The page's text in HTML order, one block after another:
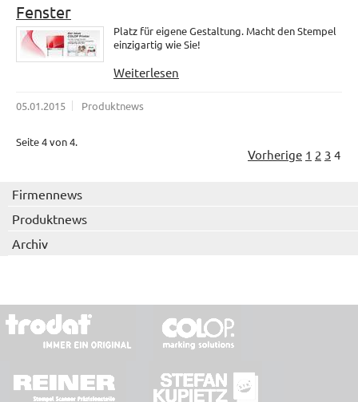
Fenster
Platz für eigene Gestaltung. Macht den Stempel
einzigartig wie Sie!
Weiterlesen
05.01.2015 Produktnews
Seite 4 von 4.
Vorherige 1 2 3 4
Firmennews
Produktnews
Archiv